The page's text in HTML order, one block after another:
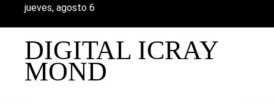
jueves, agosto 6
DIGITAL ICRAY
MOND